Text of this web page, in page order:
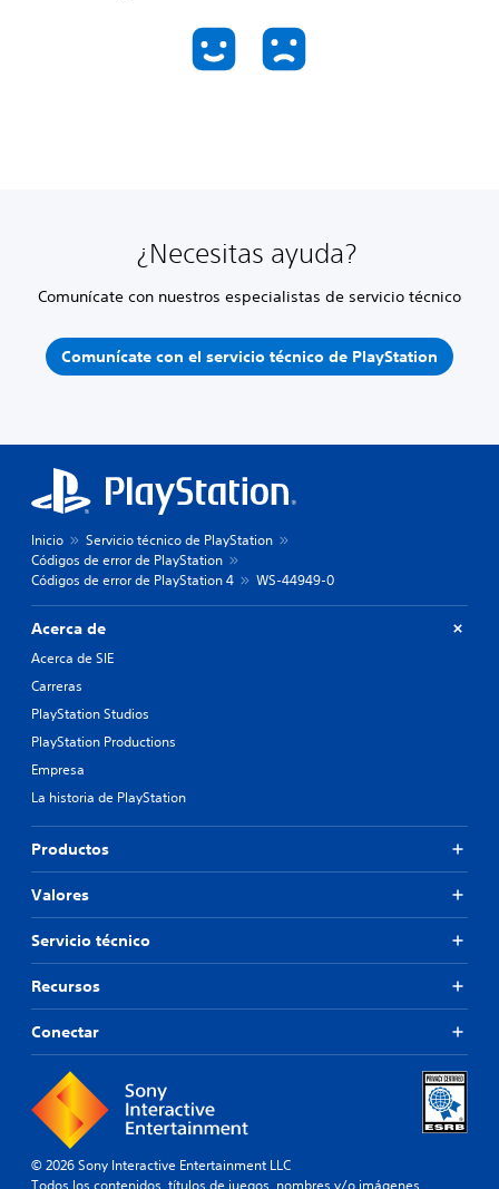
¿Necesitas ayuda?
Comunícate con nuestros especialistas de servicio técnico
Comunícate con el servicio técnico de PlayStation
Inicio
Servicio técnico de PlayStation
Códigos de error de PlayStation
Códigos de error de PlayStation 4
WS-44949-0
Acerca de
Acerca de SIE
Carreras
PlayStation Studios
PlayStation Productions
Empresa
La historia de PlayStation
Productos
Valores
Servicio técnico
Recursos
Conectar
© 2026 Sony Interactive Entertainment LLC
Todos los contenidos, títulos de juegos, nombres y/o imágenes